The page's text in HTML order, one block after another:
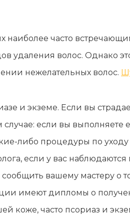
часто
удаления волос. Однако
нежелательных волос.
и экземе. Если вы
если вы выполняете
либо процедуры по
если у вас
вашему мастеру о
имеют дипломы о
коже, часто псориаз и